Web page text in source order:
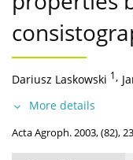
Dariusz Laskowski 1,
More details
Acta Agroph. 2003, (82),